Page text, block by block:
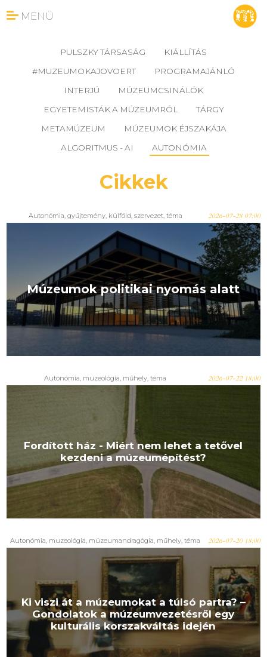
MENÜ
PULSZKY TÁRSASÁG
KIÁLLÍTÁS
#MUZEUMOKAJOVOERT
PROGRAMAJÁNLÓ
INTERJÚ
MÚZEUMCSINÁLÓK
EGYETEMISTÁK A MÚZEUMRÓL
TÁRGY
METAMÚZEUM
MÚZEUMOK ÉJSZAKÁJA
ALGORITMUS - AI
AUTONÓMIA
Cikkek
Autonómia, gyűjtemény, külföld, szervezet, téma 2026-07-28 07:00
Múzeumok politikai nyomás alatt
Autonómia, muzeológia, műhely, téma 2026-07-22 18:00
Fordított ház - Miért nem lehet a tetővel
kezdeni a múzeumépítést?
Autonómia, muzeológia, múzeumandragógia, műhely, téma 2026-07-20 18:00
Ki viszi át a múzeumokat a túlsó partra? –
Gondolatok a múzeumvezetésről egy
kulturális korszakváltás idején